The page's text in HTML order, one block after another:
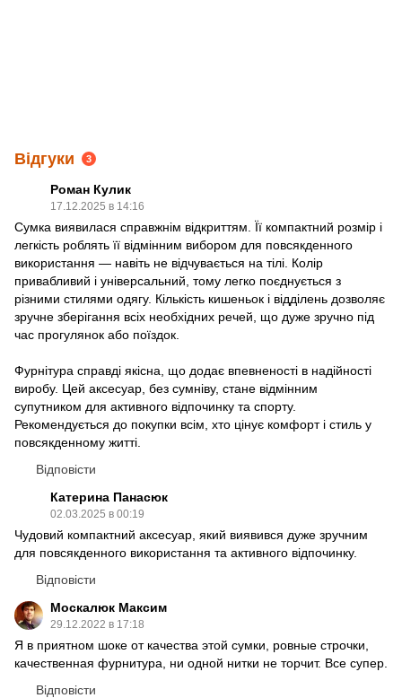
Відгуки 3
Роман Кулик
17.12.2025 в 14:16
Сумка виявилася справжнім відкриттям. Її компактний розмір і
легкість роблять її відмінним вибором для повсякденного
використання — навіть не відчувається на тілі. Колір
привабливий і універсальний, тому легко поєднується з
різними стилями одягу. Кількість кишеньок і відділень дозволяє
зручне зберігання всіх необхідних речей, що дуже зручно під
час прогулянок або поїздок.
Фурнітура справді якісна, що додає впевненості в надійності
виробу. Цей аксесуар, без сумніву, стане відмінним
супутником для активного відпочинку та спорту.
Рекомендується до покупки всім, хто цінує комфорт і стиль у
повсякденному житті.
Відповісти
Катерина Панасюк
02.03.2025 в 00:19
Чудовий компактний аксесуар, який виявився дуже зручним
для повсякденного використання та активного відпочинку.
Відповісти
Москалюк Максим
29.12.2022 в 17:18
Я в приятном шоке от качества этой сумки, ровные строчки,
качественная фурнитура, ни одной нитки не торчит. Все супер.
Відповісти